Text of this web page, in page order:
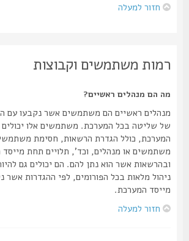
חזור למעלה
רמות משתמשים וקבוצות
מה הם מנהלים ראשיים?
מנהלים ראשיים הם משתמשים אשר נקבעו עם הרמה
של שליטה בכל המערכת. משתמשים אלו יכולים
המערכת, כולל הגדרת הרשאות, חסימת משתמשים,
משתמשים או מנהלים, וכד', תלויים תחת מייסד
ובהרשאות אשר הוא נתן להם. הם יכולים גם להיות
ניהול מלאות בכל הפורומים, לפי ההגדרות אשר
מייסד המערכת.
חזור למעלה